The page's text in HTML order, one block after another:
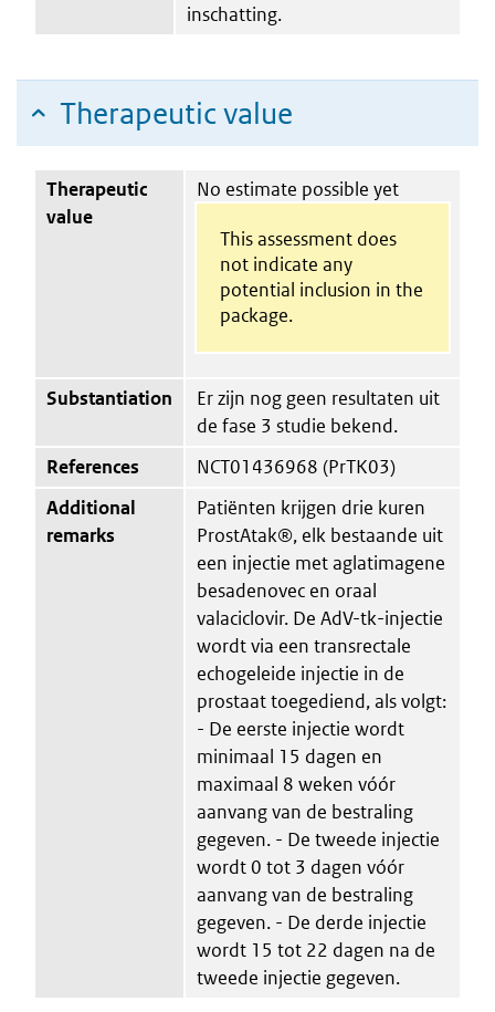
inschatting.
Therapeutic value
Therapeutic
value
No estimate possible yet
This assessment does
not indicate any
potential inclusion in the
package.
Substantiation
Er zijn nog geen resultaten uit
de fase 3 studie bekend.
References
NCT01436968 (PrTK03)
Additional
remarks
Patiënten krijgen drie kuren
ProstAtak®, elk bestaande uit
een injectie met aglatimagene
besadenovec en oraal
valaciclovir. De AdV-tk-injectie
wordt via een transrectale
echogeleide injectie in de
prostaat toegediend, als volgt:
- De eerste injectie wordt
minimaal 15 dagen en
maximaal 8 weken vóór
aanvang van de bestraling
gegeven. - De tweede injectie
wordt 0 tot 3 dagen vóór
aanvang van de bestraling
gegeven. - De derde injectie
wordt 15 tot 22 dagen na de
tweede injectie gegeven.